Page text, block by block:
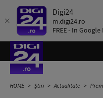
Digi24
m.digi24.ro
FREE - In Google
HOME Știri Actualitate Premierul